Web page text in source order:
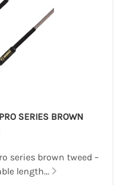
SERIES BROWN
series brown tweed –
length...